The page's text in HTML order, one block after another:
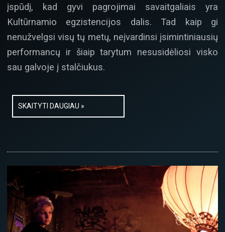
įspūdį, kad gyvi pagrojimai savaitgaliais yra
Kultūrnamio egzistencijos dalis. Tad kaip gi
nenužvelgsi visų tų metų, neįvardinsi įsimintiniausių
performancų ir šiaip tarytum nesusidėliosi visko
sau galvoje į stalčiukus.
SKAITYTI DAUGIAU »